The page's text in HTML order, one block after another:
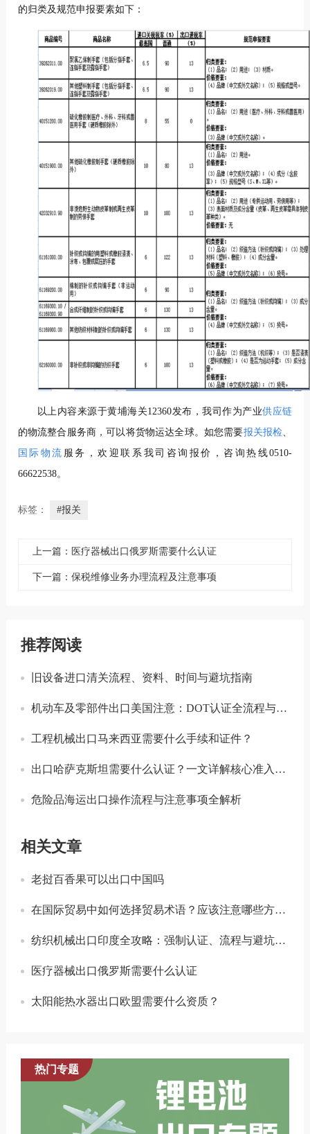
的归类及规范申报要素如下：
以上内容来源于黄埔海关12360发布，我司作为产业供应链
的物流整合服务商，可以将货物运达全球。如您需要报关报检、
国际物流 服务，欢迎联系我司咨询报价，咨询热线0510-
66622538。
标签： #报关
上一篇：医疗器械出口俄罗斯需要什么认证
下一篇：保税维修业务办理流程及注意事项
推荐阅读
旧设备进口清关流程、资料、时间与避坑指南
机动车及零部件出口美国注意：DOT认证全流程与合规要点详解
工程机械出口马来西亚需要什么手续和证件？
出口哈萨克斯坦需要什么认证？一文详解核心准入要求
危险品海运出口操作流程与注意事项全解析
相关文章
老挝百香果可以出口中国吗
在国际贸易中如何选择贸易术语？应该注意哪些方面？
纺织机械出口印度全攻略：强制认证、流程与避坑指南
医疗器械出口俄罗斯需要什么认证
太阳能热水器出口欧盟需要什么资质？
热门专题